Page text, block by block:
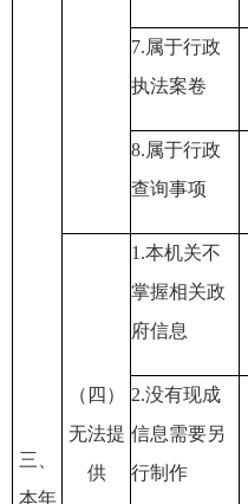
三、
本年
7.属于行政
执法案卷
8.属于行政
查询事项
（四）
无法提
供
1.本机关不
掌握相关政
府信息
2.没有现成
信息需要另
行制作